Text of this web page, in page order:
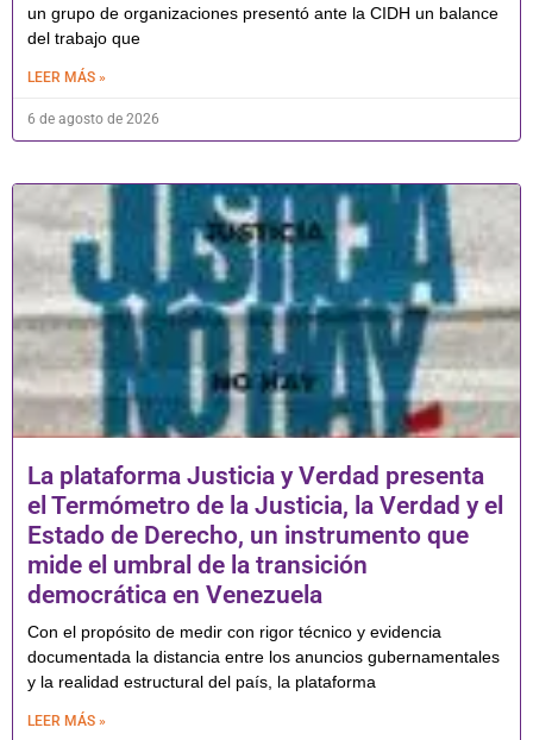
un grupo de organizaciones presentó ante la CIDH un balance
del trabajo que
LEER MÁS »
6 de agosto de 2026
La plataforma Justicia y Verdad presenta
el Termómetro de la Justicia, la Verdad y el
Estado de Derecho, un instrumento que
mide el umbral de la transición
democrática en Venezuela
Con el propósito de medir con rigor técnico y evidencia
documentada la distancia entre los anuncios gubernamentales
y la realidad estructural del país, la plataforma
LEER MÁS »